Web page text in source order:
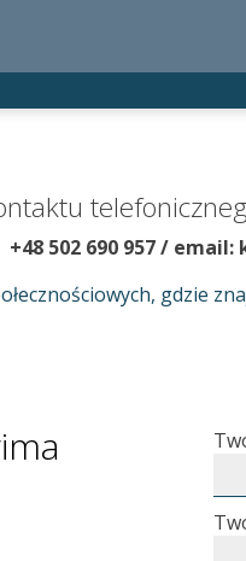
+48 502 690 957 /
gdzie